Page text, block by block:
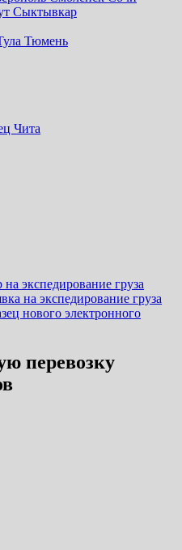
Сыктывкар
Тюмень
Чита
на экспедирование груза
на экспедирование груза
нового электронного
перевозку